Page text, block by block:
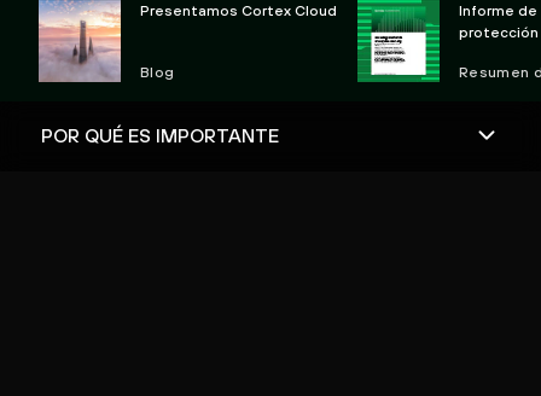
Presentamos Cortex Cloud
Blog
Informe de
Resumen